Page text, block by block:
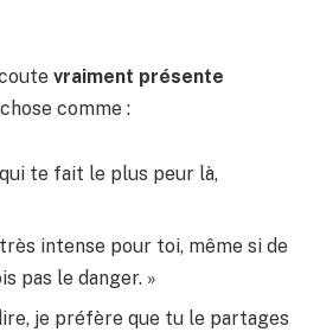
vraiment présente
comme :
te fait le plus peur là,
très intense pour toi, même si de
pas le danger. »
je préfère que tu le partages